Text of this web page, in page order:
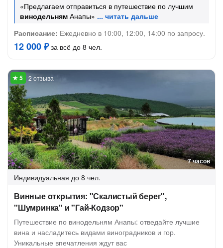
«Предлагаем отправиться в путешествие по лучшим
винодельням Анапы»
Расписание: Ежедневно в 10:00, 12:00, 14:00 по запросу.
12 000 ₽за всё до 8 чел.
7 часов
2 отзыва
Индивидуальная до 8 чел.
Винные открытия: "Скалистый берег",
"Шумринка" и "Гай-Кодзор"
Путешествие по винодельням Анапы: отведайте лучшие
вина и насладитесь видами виноградников и гор.
Уникальные впечатления ждут вас